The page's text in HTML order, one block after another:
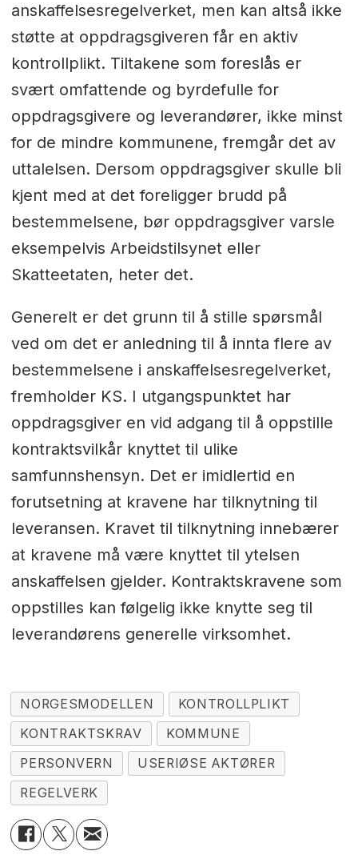
anskaffelsesregelverket, men kan altså ikke
støtte at oppdragsgiveren får en aktiv
kontrollplikt. Tiltakene som foreslås er
svært omfattende og byrdefulle for
oppdragsgivere og leverandører, ikke minst
for de mindre kommunene, fremgår det av
uttalelsen. Dersom oppdragsgiver skulle bli
kjent med at det foreligger brudd på
bestemmelsene, bør oppdragsgiver varsle
eksempelvis Arbeidstilsynet eller
Skatteetaten, heter det.
Generelt er det grunn til å stille spørsmål
ved om det er anledning til å innta flere av
bestemmelsene i anskaffelsesregelverket,
fremholder KS. I utgangspunktet har
oppdragsgiver en vid adgang til å oppstille
kontraktsvilkår knyttet til ulike
samfunnshensyn. Det er imidlertid en
forutsetning at kravene har tilknytning til
leveransen. Kravet til tilknytning innebærer
at kravene må være knyttet til ytelsen
anskaffelsen gjelder. Kontraktskravene som
oppstilles kan følgelig ikke knytte seg til
leverandørens generelle virksomhet.
NORGESMODELLEN
KONTROLLPLIKT
KONTRAKTSKRAV
KOMMUNE
PERSONVERN
USERIØSE AKTØRER
REGELVERK